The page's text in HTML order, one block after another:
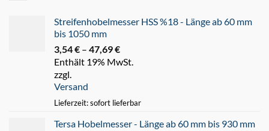
Streifenhobelmesser HSS %18 - Länge ab 60 mm
bis 1050 mm
3,54€ – 47,69€
3,54 €
Enthält 19% MwSt.
zzgl.
Versand
Lieferzeit: sofort lieferbar
Tersa Hobelmesser - Länge ab 60 mm bis 930 mm